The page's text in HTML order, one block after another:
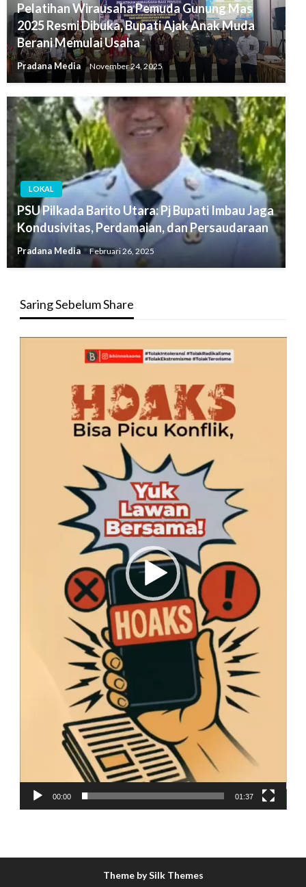
Pelatihan Wirausaha Pemuda Gunung Mas
2025 Resmi Dibuka, Bupati Ajak Anak Muda
Berani Memulai Usaha
Pradana Media November 24, 2025
LOKAL
PSU Pilkada Barito Utara: Pj Bupati Imbau Jaga
Kondusivitas, Perdamaian, dan Persaudaraan
Pradana Media Februari 26, 2025
Saring Sebelum Share
00:00 01:37
Theme by Silk Themes